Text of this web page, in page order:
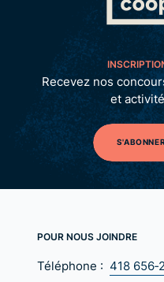
Recevez nos
et
POUR NOUS JOINDRE
Téléphone : 418